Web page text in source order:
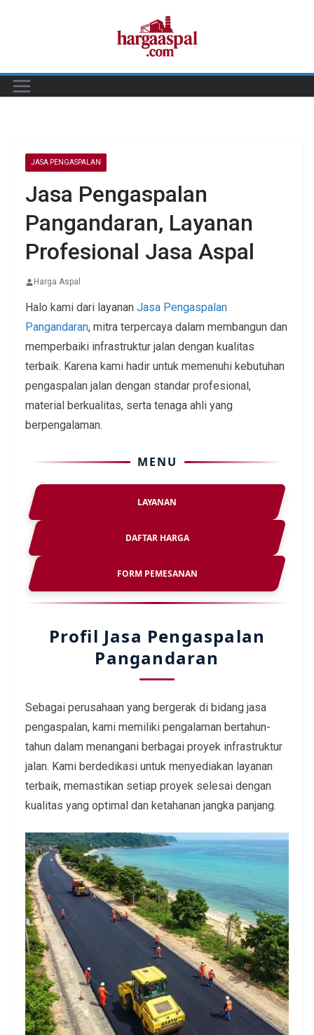
JASA PENGASPALAN
Jasa Pengaspalan
Pangandaran, Layanan
Profesional Jasa Aspal
Harga Aspal
Halo kami dari layanan Jasa Pengaspalan
Pangandaran, mitra terpercaya dalam membangun dan
memperbaiki infrastruktur jalan dengan kualitas
terbaik. Karena kami hadir untuk memenuhi kebutuhan
pengaspalan jalan dengan standar profesional,
material berkualitas, serta tenaga ahli yang
berpengalaman.
MENU
LAYANAN
DAFTAR HARGA
FORM PEMESANAN
Profil Jasa Pengaspalan
Pangandaran
Sebagai perusahaan yang bergerak di bidang jasa
pengaspalan, kami memiliki pengalaman bertahun-
tahun dalam menangani berbagai proyek infrastruktur
jalan. Kami berdedikasi untuk menyediakan layanan
terbaik, memastikan setiap proyek selesai dengan
kualitas yang optimal dan ketahanan jangka panjang.